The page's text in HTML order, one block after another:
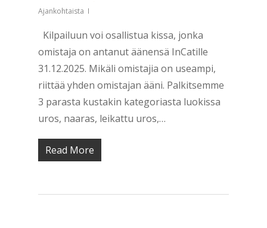
Ajankohtaista
Kilpailuun voi osallistua kissa, jonka
omistaja on antanut äänensä InCatille
31.12.2025. Mikäli omistajia on useampi,
riittää yhden omistajan ääni. Palkitsemme
3 parasta kustakin kategoriasta luokissa
uros, naaras, leikattu uros,…
Read More